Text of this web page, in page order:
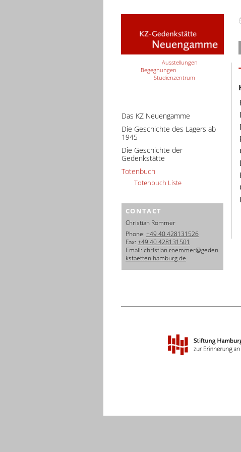
Ausstellungen
Begegnungen
Studienzentrum
Das KZ Neuengamme
Die Geschichte des Lagers ab
1945
Die Geschichte der
Gedenkstätte
Totenbuch
Totenbuch Liste
CONTACT
Christian Römmer
Phone: +49 40 428131526
Fax: +49 40 428131501
Email: christian.roemmer@geden
kstaetten.hamburg.de